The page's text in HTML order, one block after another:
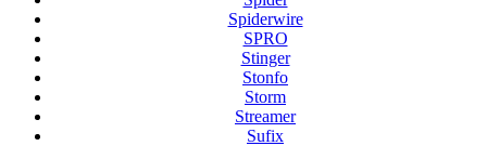
Spiderwire
SPRO
Stinger
Stonfo
Storm
Streamer
Sufix